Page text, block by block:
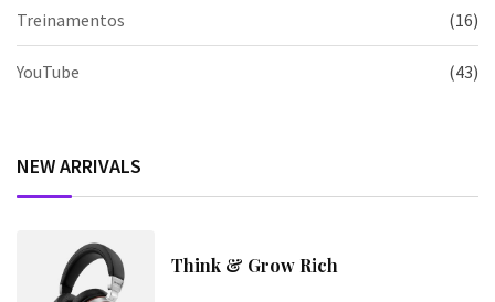
Treinamentos (16)
YouTube (43)
NEW ARRIVALS
Think & Grow Rich